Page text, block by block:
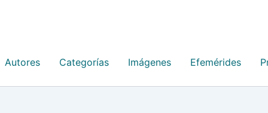
Autores Categorías Imágenes Efemérides